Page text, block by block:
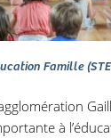
Famille
à